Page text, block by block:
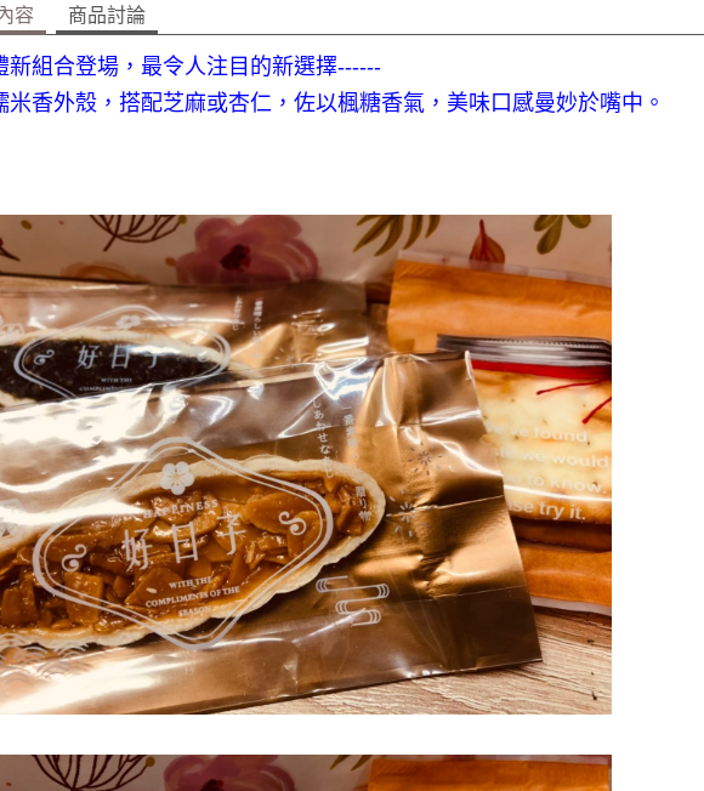
容 商品討論
組合登場，最令人注目的新選擇‑‑‑‑‑‑
米香外殼，搭配芝麻或杏仁，佐以楓糖香氣，美味口感曼妙於嘴中。